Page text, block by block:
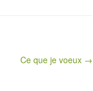
Ce que je voeux →